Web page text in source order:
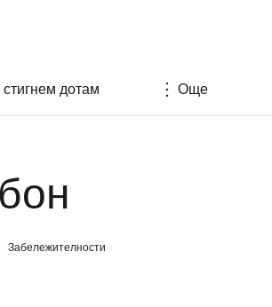
стигнем дотам Още
Забележителности